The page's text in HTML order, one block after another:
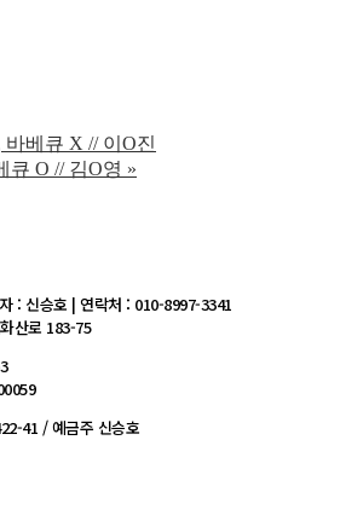
바베큐 X // 이O진
큐 O // 김O영 »
: 신승호 | 연락처 : 010-8997-3341
산로 183-75
41 / 예금주 신승호